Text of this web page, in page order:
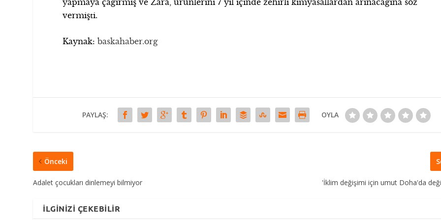
yapmaya çağırmış ve Zara, ürünlerini 7 yıl içinde zehirli kimyasallardan arınacağına söz
vermişti.
Kaynak:baskahaber.org
PAYLAŞ: OYLA
Önceki
Adalet çocukları dinlemeyi bilmiyor 'İklim değişimi için umut Doha'da
İLGINIZI ÇEKEBILIR